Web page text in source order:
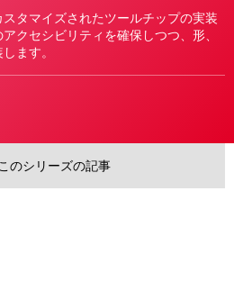
タマイズされたツールチップの実装
クセシビリティを確保しつつ、形、
ます。
このシリーズの記事